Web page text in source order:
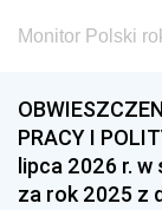
Monitor Polski
PRACY I
lipca 2026 r.
za rok 2025 z